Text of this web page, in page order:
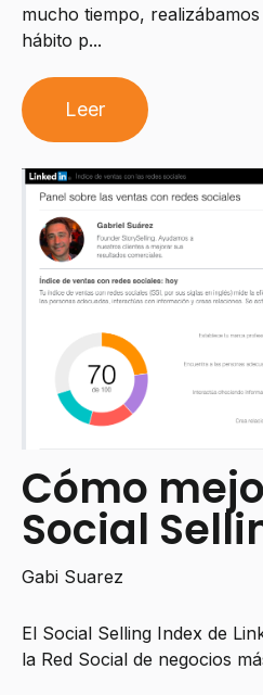
mucho tiempo,
hábito p...
Leer
Cómo
Social
Gabi Suarez
El Social Selling Index de
la Red Social de negocios